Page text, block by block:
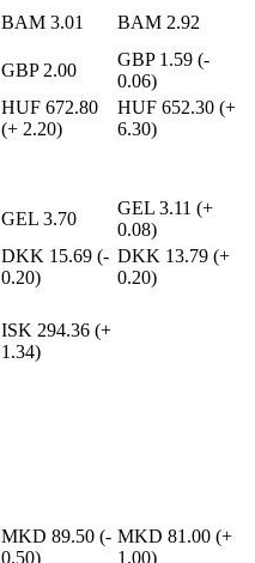
BAM 3.01 BAM 2.92
GBP 2.00
GBP 1.59 (-
0.06)
HUF 672.80
(+ 2.20)
HUF 652.30 (+
6.30)
GEL 3.70
GEL 3.11 (+
0.08)
DKK 15.69 (-
0.20)
DKK 13.79 (+
0.20)
ISK 294.36 (+
1.34)
MKD 89.50 (-
0.50)
MKD 81.00 (+
1.00)